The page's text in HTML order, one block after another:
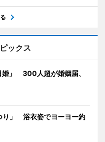
ックス
婚」 300人超が婚姻届、
り」 浴衣姿でヨーヨー釣